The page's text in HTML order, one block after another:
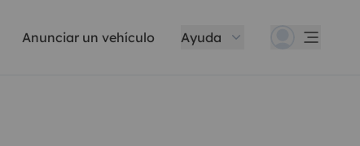
Anunciar un vehículo Ayuda